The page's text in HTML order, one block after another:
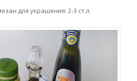
для украшения: 2-3 ст.л.